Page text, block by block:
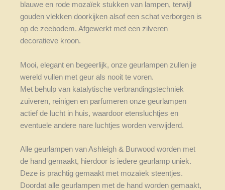
blauwe en rode mozaïek stukken van lampen, terwijl
gouden vlekken doorkijken alsof een schat verborgen is
op de zeebodem. Afgewerkt met een zilveren
decoratieve kroon.
Mooi, elegant en begeerlijk, onze geurlampen zullen je
wereld vullen met geur als nooit te voren.
Met behulp van katalytische verbrandingstechniek
zuiveren, reinigen en parfumeren onze geurlampen
actief de lucht in huis, waardoor etensluchtjes en
eventuele andere nare luchtjes worden verwijderd.
Alle geurlampen van Ashleigh & Burwood worden met
de hand gemaakt, hierdoor is iedere geurlamp uniek.
Deze is prachtig gemaakt met mozaïek steentjes.
Doordat alle geurlampen met de hand worden gemaakt,